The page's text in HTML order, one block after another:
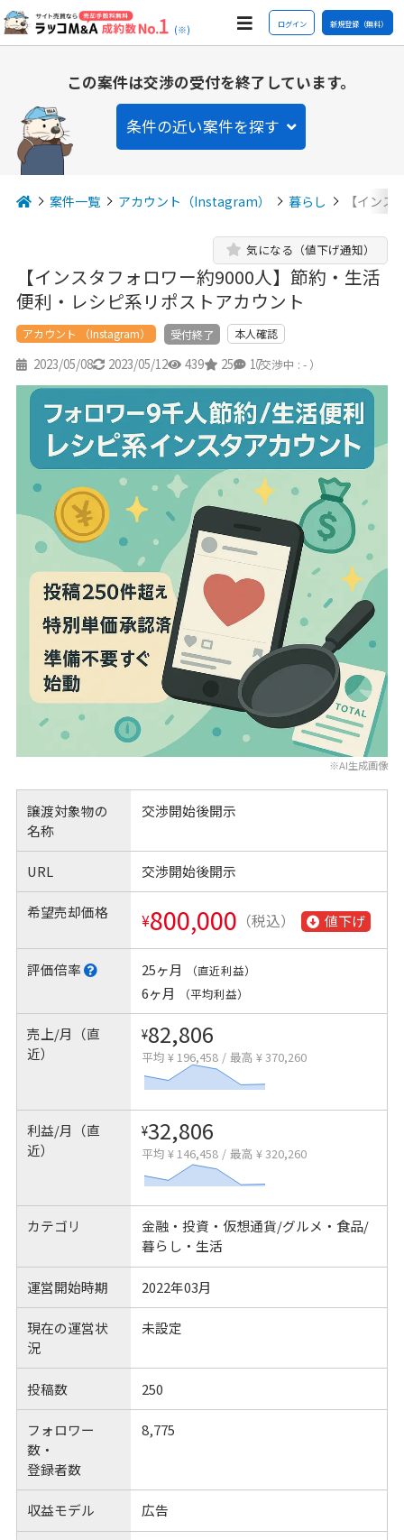
(※) ログイン 新規登録（無料）
この案件は交渉の受付を終了しています。
条件の近い案件を探す
案件一覧 アカウント（Instagram） 暮らし 【イン
【インスタフォロワー約9000人】節約・生活
便利・レシピ系リポストアカウント
気になる（値下げ通知）
アカウント （Instagram） 受付終了 本人確認
2023/05/08 2023/05/12 439 25 17
（交渉中 : - ）
※AI生成画像
譲渡対象物の
名称
交渉開始後開示
URL 交渉開始後開示
希望売却価格 ¥800,000 （税込） 値下げ
評価倍率 25ヶ月 （直近利益）
6ヶ月 （平均利益）
売上/月（直
近）
¥82,806
平均 ¥ 196,458 / 最高 ¥ 370,260
利益/月（直
近）
¥32,806
平均 ¥ 146,458 / 最高 ¥ 320,260
カテゴリ
金融・投資・仮想通貨/グルメ・食品/
暮らし・生活
運営開始時期 2022年03月
現在の運営状
況
未設定
投稿数 250
フォロワー
数・
登録者数
8,775
収益モデル 広告